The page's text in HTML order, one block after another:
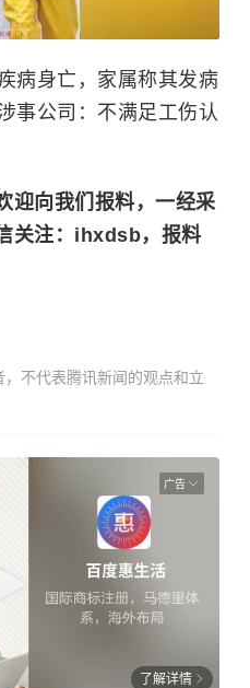
病身亡，家属称其发病
事公司：不满足工伤认
迎向我们报料，一经采
关注：ihxdsb，报料
不代表腾讯新闻的观点和立
广告
了解详情